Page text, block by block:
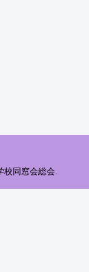
校同窓会総会.